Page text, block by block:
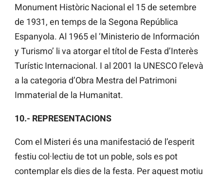
Monument Històric Nacional el 15 de setembre
de 1931, en temps de la Segona República
Espanyola. Al 1965 el ‘Ministerio de Información
y Turismo’ li va atorgar el títol de Festa d’Interès
Turístic Internacional. I al 2001 la UNESCO l’elevà
a la categoria d’Obra Mestra del Patrimoni
Immaterial de la Humanitat.
10.- REPRESENTACIONS
Com el Misteri és una manifestació de l’esperit
festiu col·lectiu de tot un poble, sols es pot
contemplar els dies de la festa. Per aquest motiu